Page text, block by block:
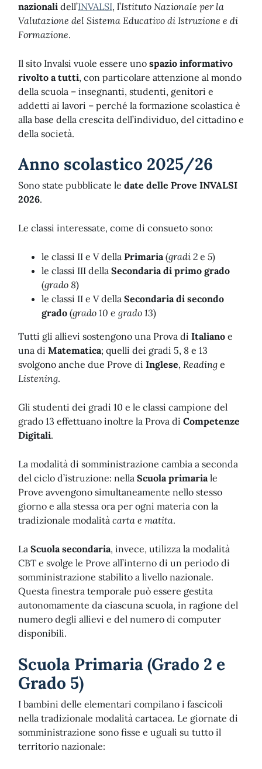
nazionali dell’INVALSI, l’Istituto Nazionale per la
Valutazione del Sistema Educativo di Istruzione e di
Formazione.
Il sito Invalsi vuole essere uno spazio informativo
rivolto a tutti, con particolare attenzione al mondo
della scuola – insegnanti, studenti, genitori e
addetti ai lavori – perché la formazione scolastica è
alla base della crescita dell’individuo, del cittadino e
della società.
Anno scolastico 2025/26
Sono state pubblicate le date delle Prove INVALSI
2026.
Le classi interessate, come di consueto sono:
le classi II e V della Primaria(gradi 2 e 5)
le classi III della Secondaria di primo grado
(grado 8)
le classi II e V della Secondaria di secondo
grado (grado 10 e grado 13)
Tutti gli allievi sostengono una Prova di Italiano e
una di Matematica; quelli dei gradi 5, 8 e 13
svolgono anche due Prove di Inglese, Reading e
Listening.
Gli studenti dei gradi 10 e le classi campione del
grado 13 effettuano inoltre la Prova di Competenze
Digitali.
La modalità di somministrazione cambia a seconda
del ciclo d’istruzione: nella Scuola primariale
Prove avvengono simultaneamente nello stesso
giorno e alla stessa ora per ogni materia con la
tradizionale modalità carta e matita.
La Scuola secondaria, invece, utilizza la modalità
CBT e svolge le Prove all’interno di un periodo di
somministrazione stabilito a livello nazionale.
Questa finestra temporale può essere gestita
autonomamente da ciascuna scuola, in ragione del
numero degli allievi e del numero di computer
disponibili.
Scuola Primaria (Grado 2 e
Grado 5)
I bambini delle elementari compilano i fascicoli
nella tradizionale modalità cartacea. Le giornate di
somministrazione sono fisse e uguali su tutto il
territorio nazionale: